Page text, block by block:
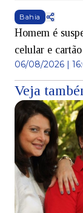
Bahia
Homem é
celular e
06/08/2026 |
Veja